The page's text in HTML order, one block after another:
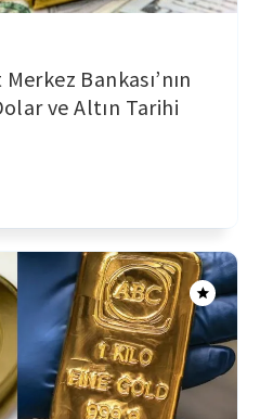
Bankası’nın
ve Altın Tarihi